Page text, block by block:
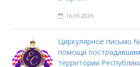
16.06.2026
Циркулярное письмо
помощи
территории